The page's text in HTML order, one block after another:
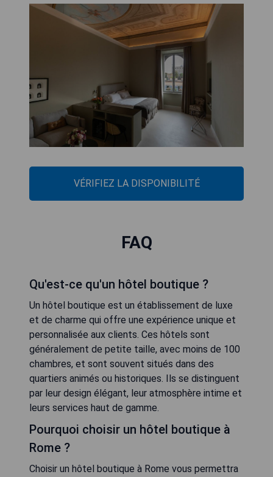
VÉRIFIEZ LA DISPONIBILITÉ
FAQ
Qu'est-ce qu'un hôtel boutique ?
Un hôtel boutique est un établissement de luxe
et de charme qui offre une expérience unique et
personnalisée aux clients. Ces hôtels sont
généralement de petite taille, avec moins de 100
chambres, et sont souvent situés dans des
quartiers animés ou historiques. Ils se distinguent
par leur design élégant, leur atmosphère intime et
leurs services haut de gamme.
Pourquoi choisir un hôtel boutique à
Rome ?
Choisir un hôtel boutique à Rome vous permettra